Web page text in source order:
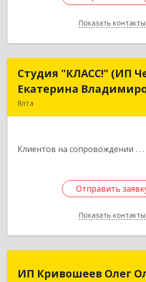
Показать контакты
Назад
Студия "КЛАСС!" (ИП
Екатерина
Ялта
Клиентов на сопровождении
Отправить
Показать контакты
Студия "КЛАСС!"
Екатерина
Отправить
Назад
ИП Кривошеев Олег